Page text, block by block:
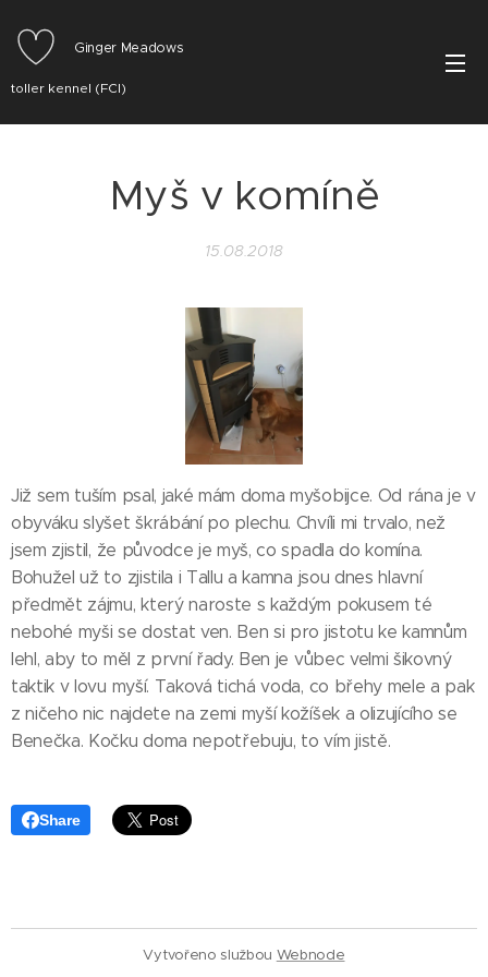
Ginger Meadows
toller kennel (FCI)
Myš v komíně
15.08.2018
Již sem tuším psal, jaké mám doma myšobijce. Od rána je v
obyváku slyšet škrábání po plechu. Chvíli mi trvalo, než
jsem zjistil, že původce je myš, co spadla do komína.
Bohužel už to zjistila i Tallu a kamna jsou dnes hlavní
předmět zájmu, který naroste s každým pokusem té
nebohé myši se dostat ven. Ben si pro jistotu ke kamnům
lehl, aby to měl z první řady. Ben je vůbec velmi šikovný
taktik v lovu myší. Taková tichá voda, co břehy mele a pak
z ničeho nic najdete na zemi myší kožíšek a olizujícího se
Benečka. Kočku doma nepotřebuju, to vím jistě.
Share
Vytvořeno službou Webnode